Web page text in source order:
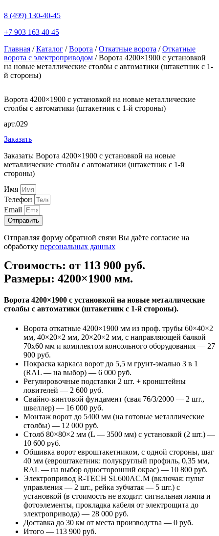
8 (499) 130-40-45
+7 903 163 40 45
Главная /Каталог /Ворота /Откатные ворота /Откатные
ворота с электроприводом / Ворота 4200×1900 с установкой
на новые металлические столбы с автоматики (штакетник с 1-
й стороны)
Ворота 4200×1900 с установкой на новые металлические
столбы с автоматики (штакетник с 1-й стороны)
арт.029
Заказать
Заказать: Ворота 4200×1900 с установкой на новые
металлические столбы с автоматики (штакетник с 1-й
стороны)
Имя
Телефон
Email
Отправить
Отправляя форму обратной связи Вы даёте согласие на
обработку персональных данных
Стоимость: от 113 900 руб.
Размеры: 4200×1900 мм.
Ворота 4200×1900 с установкой на новые металлические
столбы с автоматики (штакетник с 1-й стороны).
Ворота откатные 4200×1900 мм из проф. трубы 60×40×2
мм, 40×20×2 мм, 20×20×2 мм, с направляющей балкой
70х60 мм и комплектом консольного оборудования — 27
900 руб.
Покраска каркаса ворот до 5,5 м грунт-эмалью 3 в 1
(RAL — на выбор) — 6 000 руб.
Регулировочные подставки 2 шт. + кронштейны
ловителей — 2 600 руб.
Свайно-винтовой фундамент (cвая 76/3/2000 — 2 шт.,
швеллер) — 16 000 руб.
Монтаж ворот до 5400 мм (на готовые металлические
столбы) — 12 000 руб.
Столб 80×80×2 мм (L — 3500 мм) с установкой (2 шт.) —
10 600 руб.
Обшивка ворот евроштакетником, с одной стороны, шаг
40 мм (евроштакетник: полукруглый профиль, 0,35 мм,
RAL — на выбор односторонний окрас) — 10 800 руб.
Электропривод R-TECH SL600AC.M (включая: пульт
управления — 2 шт., рейка зубчатая — 5 шт.) с
установкой (в стоимость не входит: сигнальная лампа и
фотоэлементы, прокладка кабеля от электрощита до
электропривода) — 28 000 руб.
Доставка до 30 км от места производства — 0 руб.
Итого — 113 900 руб.